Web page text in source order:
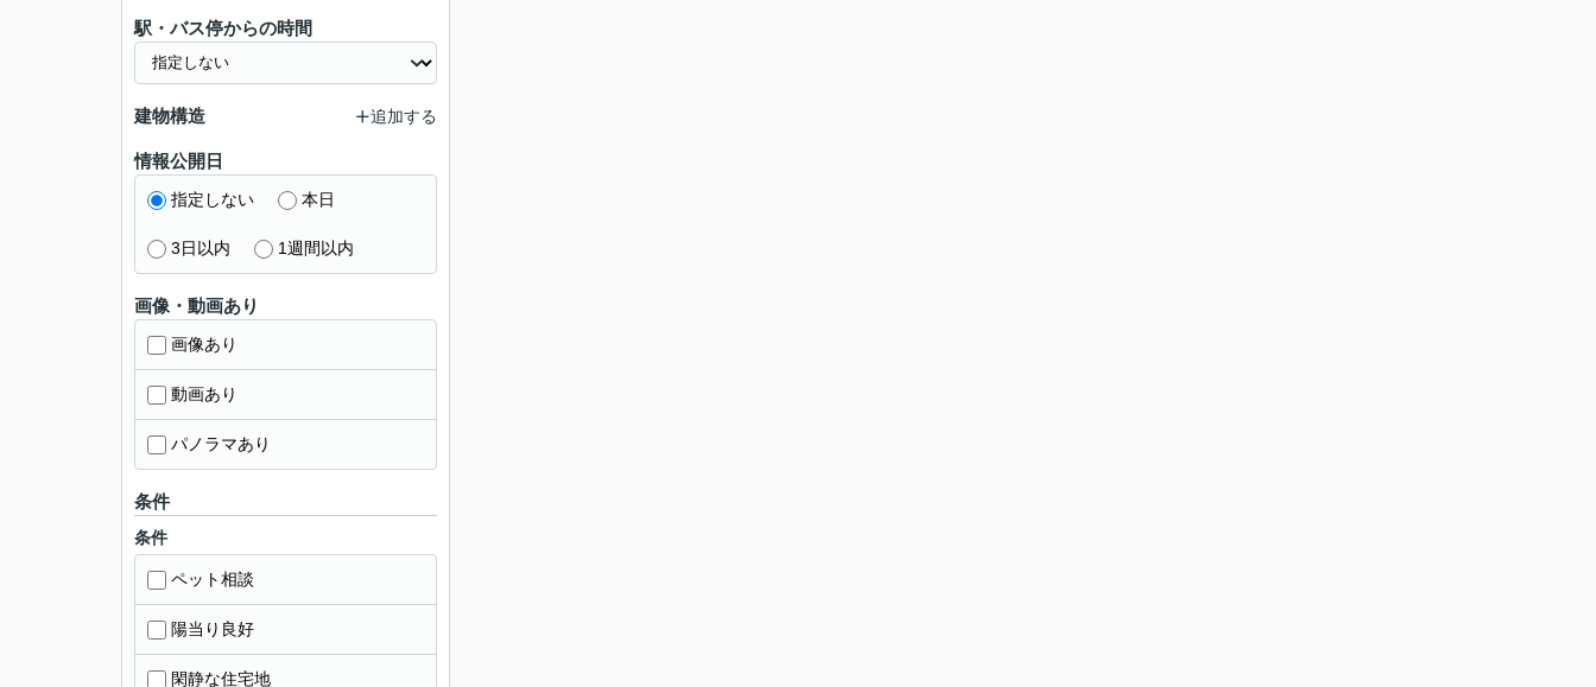
駅・バス停からの時間
建物構造 追加する
情報公開日
指定しない 本日
3日以内 1週間以内
画像・動画あり
画像あり
動画あり
パノラマあり
条件
条件
ペット相談
陽当り良好
閑静な住宅地